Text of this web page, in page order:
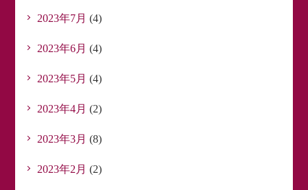
2023年7月 (4)
2023年6月 (4)
2023年5月 (4)
2023年4月 (2)
2023年3月 (8)
2023年2月 (2)